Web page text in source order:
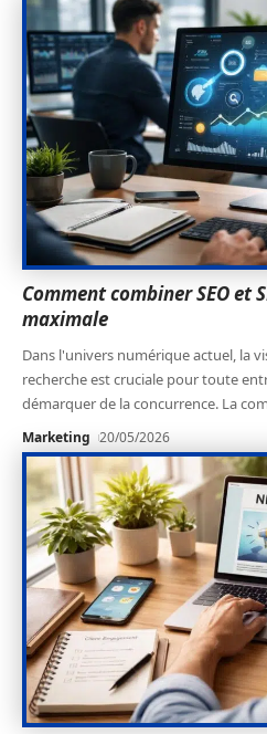
Comment combiner SEO et
maximale
Dans l'univers numérique actuel, la
recherche est cruciale pour toute
démarquer de la concurrence. La
Marketing 20/05/2026